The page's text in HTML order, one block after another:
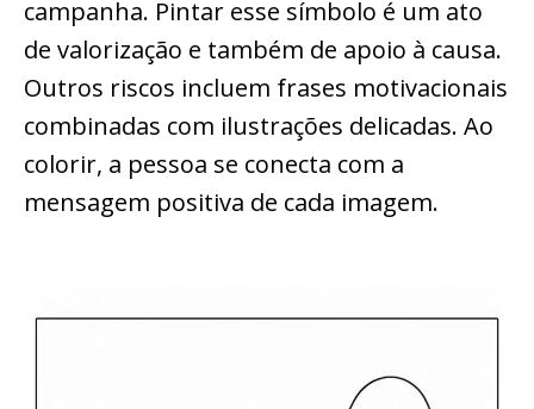
campanha. Pintar esse símbolo é um ato
de valorização e também de apoio à causa.
Outros riscos incluem frases motivacionais
combinadas com ilustrações delicadas. Ao
colorir, a pessoa se conecta com a
mensagem positiva de cada imagem.